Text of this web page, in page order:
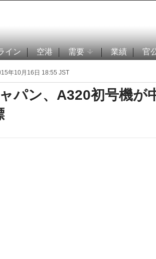
イン 空港 需要 業績 官
年10月16日 18:55 JST
パン、A320初号機が